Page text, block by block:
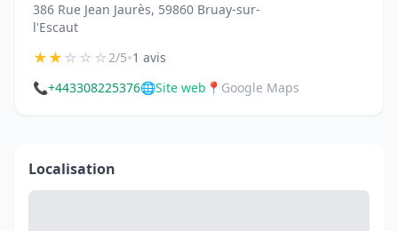
386 Rue Jean Jaurès, 59860 Bruay-sur-
l'Escaut
★★☆☆☆2/5•1 avis
📞+443308225376🌐Site web 📍 Google Maps
Localisation